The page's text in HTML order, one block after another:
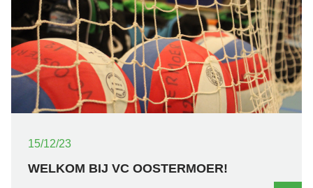
15/12/23
WELKOM BIJ VC OOSTERMOER!